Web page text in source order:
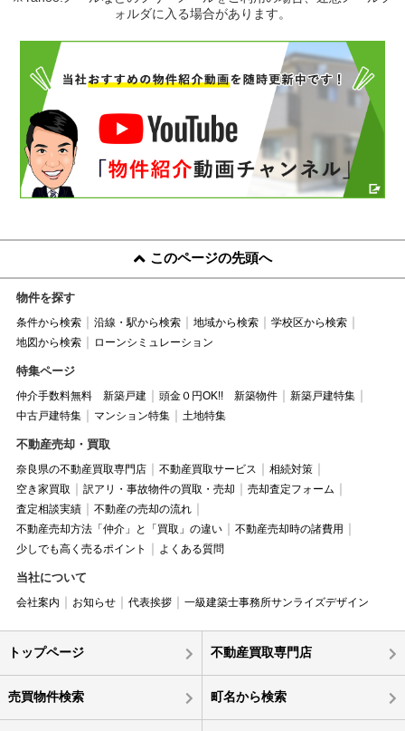
ォルダに入る場合があります。
このページの先頭へ
物件を探す
条件から検索 沿線・駅から検索 地域から検索
学校区から検索
地図から検索
ローンシミュレーション
特集ページ
仲介手数料無料 新築戸建 頭金０円OK!! 新築物件
新築戸建特集
中古戸建特集
マンション特集 土地特集
不動産売却・買取
奈良県の不動産買取専門店 不動産買取サービス
相続対策
空き家買取
訳アリ・事故物件の買取・売却
売却査定フォーム
査定相談実績
不動産の売却の流れ
不動産売却方法「仲介」と「買取」の違い
不動産売却時の諸費用
少しでも高く売るポイント
よくある質問
当社について
会社案内 お知らせ 代表挨拶 一級建築士事務所サンライズデザイン
トップページ 不動産買取専門店
売買物件検索 町名から検索